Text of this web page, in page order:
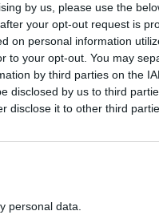
by us, please use the
your opt-out request is
on personal information
to your opt-out. You may
by third parties on the
disclosed by us to third
disclose it to other third
personal data.
användning av
regelbundet kan
inte längre kompromissa,
som ser välmående ut.
håret vid styling och ger
fuktsensor som